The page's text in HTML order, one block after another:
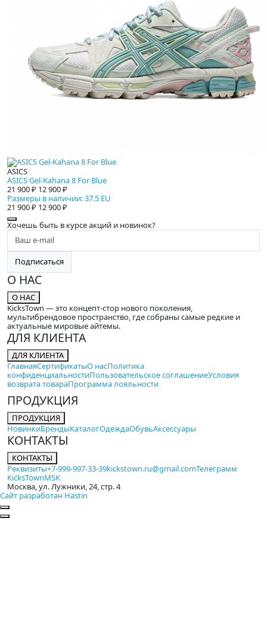
ASICS
ASICS Gel-Kahana 8 For Blue
21 900 ₽ 12 900 ₽
Размеры в наличии: 37.5 EU
21 900 ₽ 12 900 ₽
Хочешь быть в курсе акций и новинок?
Подписаться
О НАС
О НАС
KicksTown — это концепт-стор нового поколения,
мультибрендовое пространство, где собраны самые редкие и
актуальные мировые айтемы.
ДЛЯ КЛИЕНТА
ДЛЯ КЛИЕНТА
ГлавнаяСертификатыО насПолитика
конфиденциальностиПользовательское соглашениеУсловия
возврата товараПрограмма лояльности
ПРОДУКЦИЯ
ПРОДУКЦИЯ
НовинкиБрендыКаталогОдеждаОбувьАксессуары
КОНТАКТЫ
КОНТАКТЫ
Реквизиты+7-999-997-33-39kickstown.ru@gmail.comТелеграмм
KicksTownMSK
Москва, ул. Лужники, 24, стр. 4
Сайт разработан Hastin